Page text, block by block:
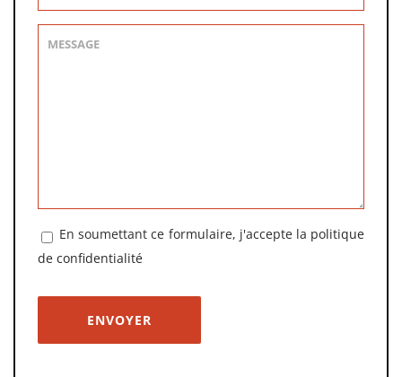
En soumettant ce formulaire, j'accepte la politique
de confidentialité